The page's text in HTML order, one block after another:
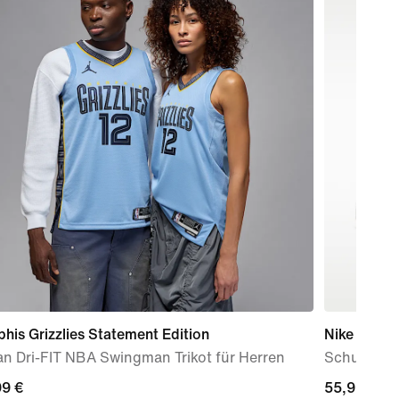
Grizzlies Statement Edition
Dri-FIT NBA Swingman Trikot für Herren
€
€
Nike
Schuh
current
55,99 €